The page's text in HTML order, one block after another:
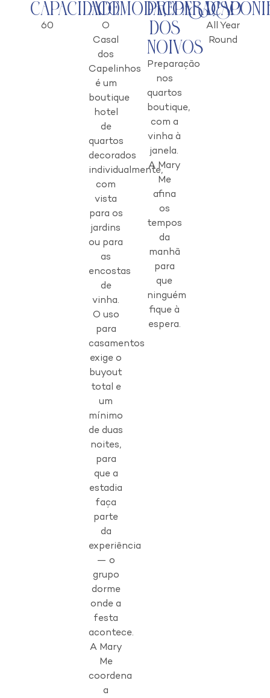
Capacidade
60
Acomodações
O
Casal
dos
Capelinhos
é um
boutique
hotel
de
quartos
decorados
individualmente,
com
vista
para os
jardins
ou para
as
encostas
de
vinha.
O uso
para
casamentos
exige o
buyout
total e
um
mínimo
de duas
noites,
para
que a
estadia
faça
parte
da
experiência
— o
grupo
dorme
onde a
festa
acontece.
A Mary
Me
coordena
a
Preparação
dos
Noivos
Preparação
nos
quartos
boutique,
com a
vinha à
janela.
A Mary
Me
afina
os
tempos
da
manhã
para
que
ninguém
fique à
espera.
All Year
Round